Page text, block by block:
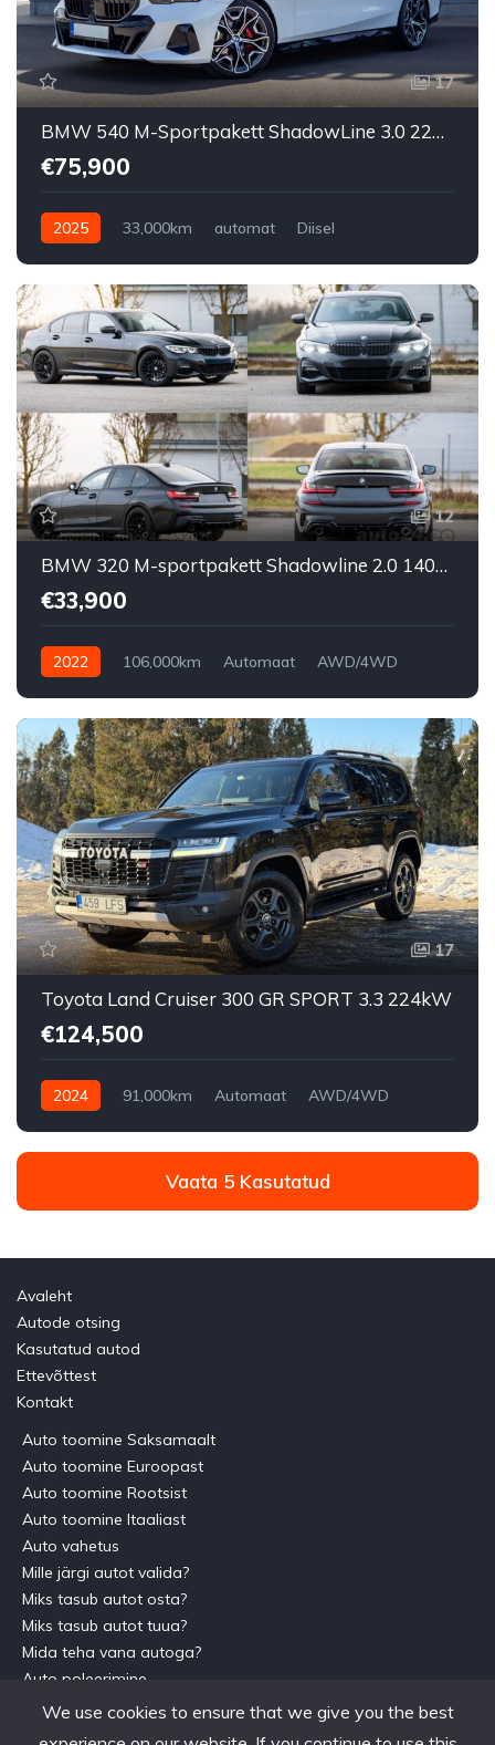
17
BMW 540 M-Sportpakett ShadowLine 3.0 220kW
€75,900
2025 33,000km automat
Diisel
12
BMW 320 M-sportpakett Shadowline 2.0 140kW
€33,900
2022 106,000km Automaat AWD/4WD
17
Toyota Land Cruiser 300 GR SPORT 3.3 224kW
€124,500
2024 91,000km Automaat AWD/4WD
Vaata 5 Kasutatud
Avaleht
Autode otsing
Kasutatud autod
Ettevõttest
Kontakt
Auto toomine Saksamaalt
Auto toomine Euroopast
Auto toomine Rootsist
Auto toomine Itaaliast
Auto vahetus
Mille järgi autot valida?
Miks tasub autot osta?
Miks tasub autot tuua?
Mida teha vana autoga?
Auto poleerimine
Auto kiletamine
We use cookies to ensure that we give you the best